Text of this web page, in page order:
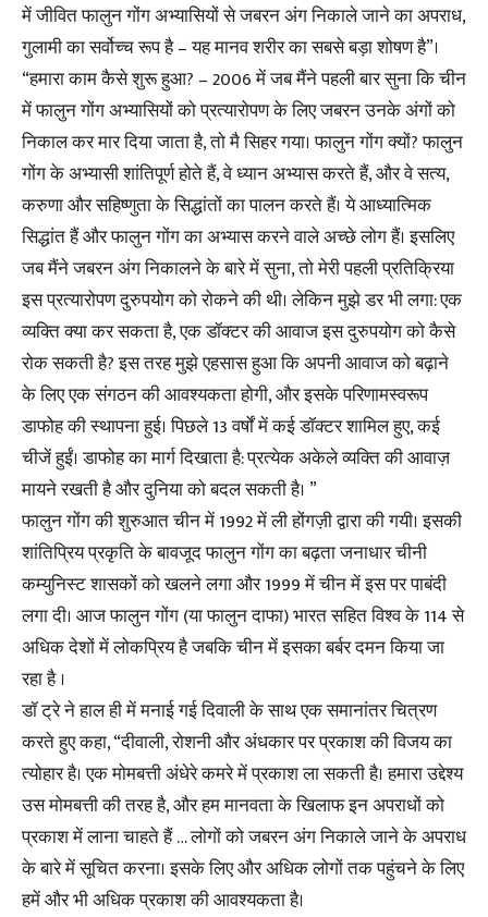
में जीवित फालुन गोंग अभ्यासियों से जबरन अंग निकाले जाने का अपराध,
गुलामी का सर्वोच्च रूप है – यह मानव शरीर का सबसे बड़ा शोषण है”।
“हमारा काम कैसे शुरू हुआ? – 2006 में जब मैंने पहली बार सुना कि चीन
में फालुन गोंग अभ्यासियों को प्रत्यारोपण के लिए जबरन उनके अंगों को
निकाल कर मार दिया जाता है, तो मै सिहर गया। फालुन गोंग क्यों? फालुन
गोंग के अभ्यासी शांतिपूर्ण होते हैं, वे ध्यान अभ्यास करते हैं, और वे सत्य,
करुणा और सहिष्णुता के सिद्धांतों का पालन करते हैं। ये आध्यात्मिक
सिद्धांत हैं और फालुन गोंग का अभ्यास करने वाले अच्छे लोग हैं। इसलिए
जब मैंने जबरन अंग निकालने के बारे में सुना, तो मेरी पहली प्रतिक्रिया
इस प्रत्यारोपण दुरुपयोग को रोकने की थी। लेकिन मुझे डर भी लगा: एक
व्यक्ति क्या कर सकता है, एक डॉक्टर की आवाज इस दुरुपयोग को कैसे
रोक सकती है? इस तरह मुझे एहसास हुआ कि अपनी आवाज को बढ़ाने
के लिए एक संगठन की आवश्यकता होगी, और इसके परिणामस्वरूप
डाफोह की स्थापना हुई। पिछले 13 वर्षों में कई डॉक्टर शामिल हुए, कई
चीजें हुईं। डाफोह का मार्ग दिखाता है: प्रत्येक अकेले व्यक्ति की आवाज़
मायने रखती है और दुनिया को बदल सकती है। ”
फालुन गोंग की शुरुआत चीन में 1992 में ली होंगज़ी द्वारा की गयी। इसकी
शांतिप्रिय प्रकृति के बावजूद फालुन गोंग का बढ़ता जनाधार चीनी
कम्युनिस्ट शासकों को खलने लगा और 1999 में चीन में इस पर पाबंदी
लगा दी। आज फालुन गोंग (या फालुन दाफा) भारत सहित विश्व के 114 से
अधिक देशों में लोकप्रिय है जबकि चीन में इसका बर्बर दमन किया जा
रहा है ।
डॉ ट्रे ने हाल ही में मनाई गई दिवाली के साथ एक समानांतर चित्रण
करते हुए कहा, “दीवाली, रोशनी और अंधकार पर प्रकाश की विजय का
त्योहार है। एक मोमबत्ती अंधेरे कमरे में प्रकाश ला सकती है। हमारा उद्देश्य
उस मोमबत्ती की तरह है, और हम मानवता के खिलाफ इन अपराधों को
प्रकाश में लाना चाहते हैं … लोगों को जबरन अंग निकाले जाने के अपराध
के बारे में सूचित करना। इसके लिए और अधिक लोगों तक पहुंचने के लिए
हमें और भी अधिक प्रकाश की आवश्यकता है।